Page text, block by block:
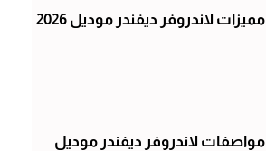
مميزات لاندروفر ديفندر موديل 2026
مواصفات لاندروفر ديفندر موديل